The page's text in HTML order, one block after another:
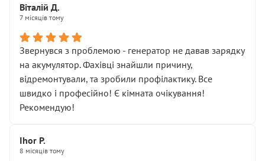
НЕ погоджував
послуга. Тим більше, я був поруч і жодної реальної
діагностики ходової не проводилось. Після
зауваження гроші за цю “послугу” повернули, що
лише підтвердило мою правоту.
Але головне — я виїжджаю з боксу, і скрип у гальмах
залишився таким самим, як і був. Тобто оплачена
Далі ситуація тільки погіршилась:
• сказали, що тепер “потрібно знімати колеса”
Віталій Д.
7 місяців тому
Звернувся з проблемою - генератор не давав зарядку
на акумулятор. Фахівці знайшли причину,
відремонтували, та зробили профілактику. Все
швидко і професійно! Є кімната очікування!
Рекомендую!
Ihor P.
8 місяців тому